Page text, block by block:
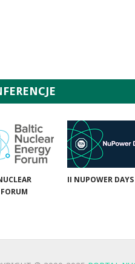
II NUPOWER DAYS